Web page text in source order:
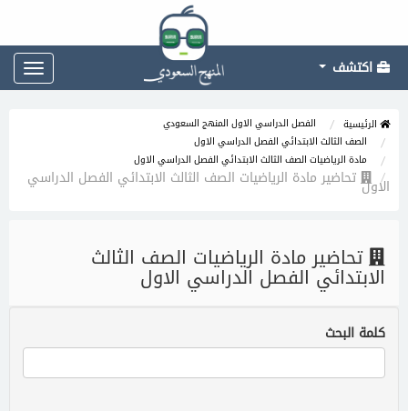
اكتشف
الرئيسية
الفصل الدراسي الاول المنهج السعودي
الصف الثالث الابتدائي الفصل الدراسي الاول
مادة الرياضيات الصف الثالث الابتدائي الفصل الدراسي الاول
تحاضير مادة الرياضيات الصف الثالث الابتدائي الفصل الدراسي الاول
تحاضير مادة الرياضيات الصف الثالث
الابتدائي الفصل الدراسي الاول
كلمة البحث